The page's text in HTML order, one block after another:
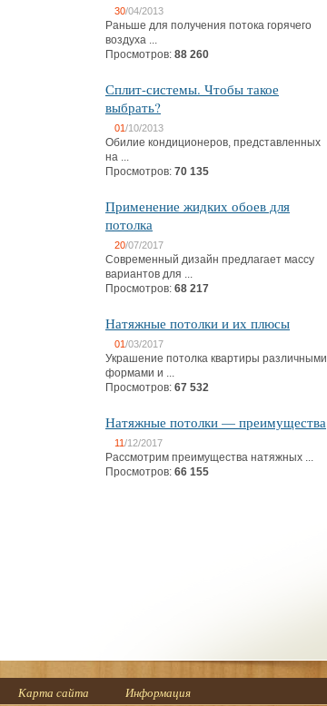
30/04/2013
Раньше для получения потока горячего
воздуха ...
Просмотров: 88 260
Сплит-системы. Чтобы такое
выбрать?
01/10/2013
Обилие кондиционеров, представленных
на ...
Просмотров: 70 135
Применение жидких обоев для
потолка
20/07/2017
Современный дизайн предлагает массу
вариантов для ...
Просмотров: 68 217
Натяжные потолки и их плюсы
01/03/2017
Украшение потолка квартиры различными
формами и ...
Просмотров: 67 532
Натяжные потолки — преимущества
11/12/2017
Рассмотрим преимущества натяжных ...
Просмотров: 66 155
Карта сайта Информация